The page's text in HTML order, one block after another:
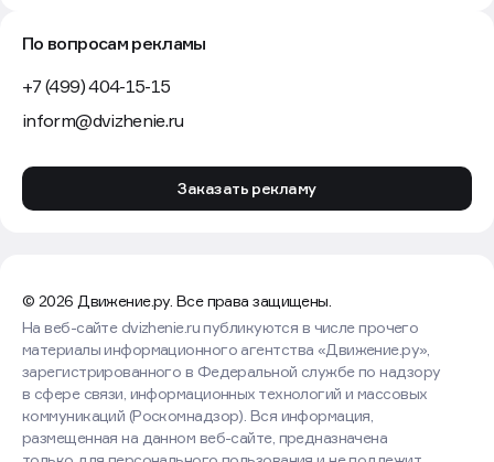
По вопросам рекламы
+7 (499) 404-15-15
inform@dvizhenie.ru
Заказать рекламу
© 2026 Движение.ру. Все права защищены.
На веб-сайте dvizhenie.ru публикуются в числе прочего
материалы информационного агентства «Движение.ру»,
зарегистрированного в Федеральной службе по надзору
в сфере связи, информационных технологий и массовых
коммуникаций (Роскомнадзор). Вся информация,
размещенная на данном веб-сайте, предназначена